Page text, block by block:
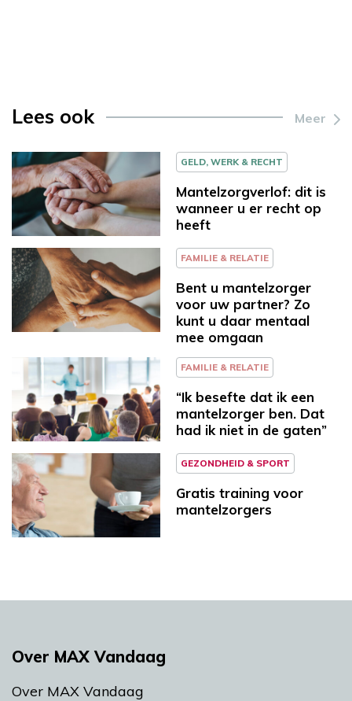
Lees ook Meer
GELD, WERK & RECHT
Mantelzorgverlof: dit is
wanneer u er recht op
heeft
FAMILIE & RELATIE
Bent u mantelzorger
voor uw partner? Zo
kunt u daar mentaal
mee omgaan
FAMILIE & RELATIE
“Ik besefte dat ik een
mantelzorger ben. Dat
had ik niet in de gaten”
GEZONDHEID & SPORT
Gratis training voor
mantelzorgers
Over MAX Vandaag
Over MAX Vandaag